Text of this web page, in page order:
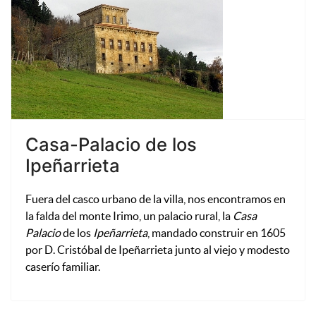
Casa-Palacio de los
Ipeñarrieta
Fuera del casco urbano de la villa, nos encontramos en
la falda del monte Irimo, un palacio rural, la Casa
Palaciode los Ipeñarrieta, mandado construir en 1605
por D. Cristóbal de Ipeñarrieta junto al viejo y modesto
caserío familiar.